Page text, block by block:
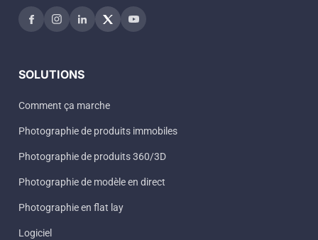
SOLUTIONS
Comment ça marche
Photographie de produits immobiles
Photographie de produits 360/3D
Photographie de modèle en direct
Photographie en flat lay
Logiciel